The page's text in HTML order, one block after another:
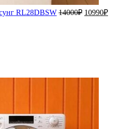
RL28DBSW 14000₽ 10990₽